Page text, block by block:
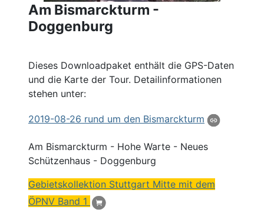
Am Bismarckturm -
Doggenburg
Dieses Downloadpaket enthält die GPS-Daten
und die Karte der Tour. Detailinformationen
stehen unter:
2019-08-26 rund um den Bismarckturm
Am Bismarckturm - Hohe Warte - Neues
Schützenhaus - Doggenburg
Gebietskollektion Stuttgart Mitte mit dem
ÖPNV Band 1